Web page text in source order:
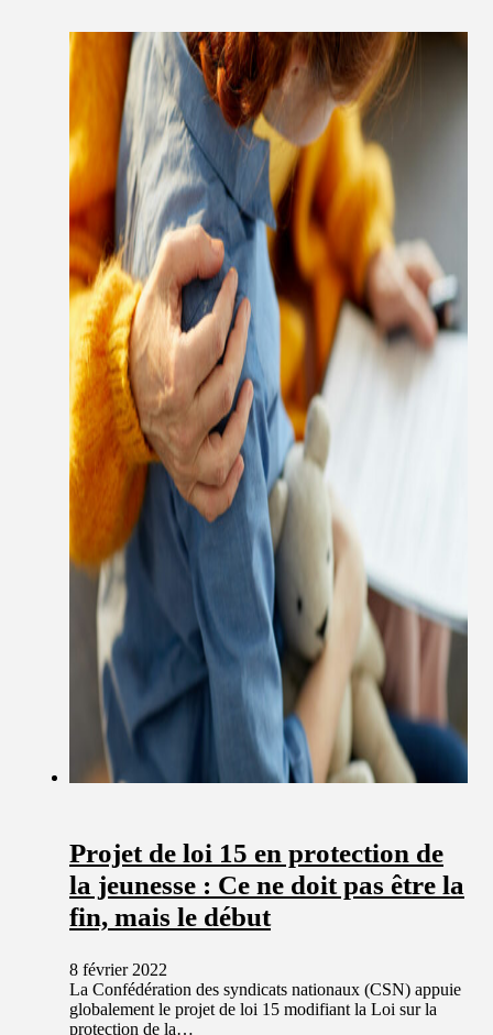
Projet de loi 15 en protection de
la jeunesse : Ce ne doit pas être la
fin, mais le début
8 février 2022
La Confédération des syndicats nationaux (CSN) appuie
globalement le projet de loi 15 modifiant la Loi sur la
protection de la…